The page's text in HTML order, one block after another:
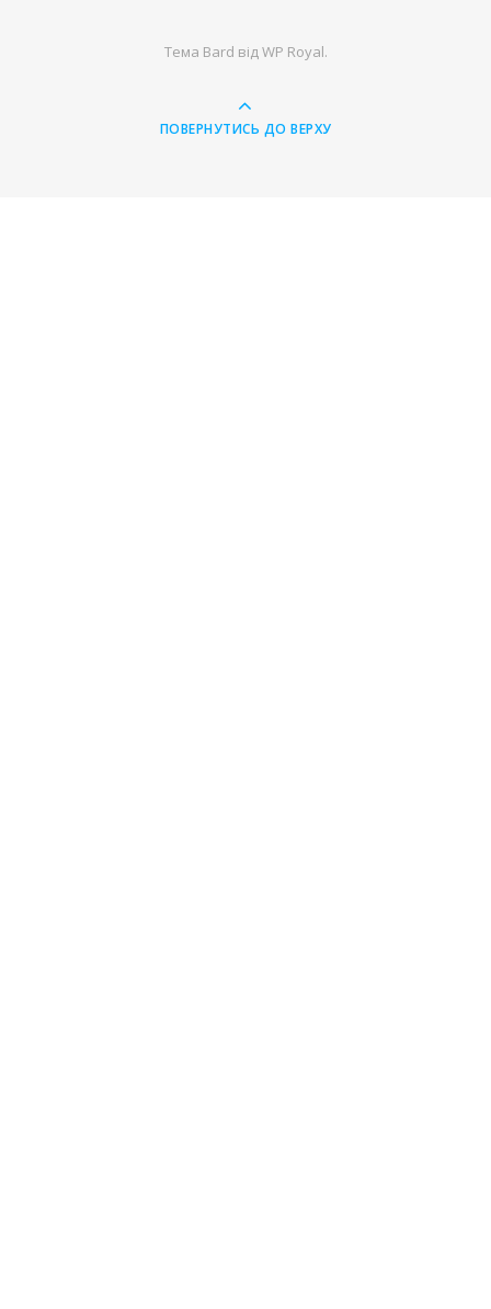
Тема Bard відWP Royal.
ПОВЕРНУТИСЬ ДО ВЕРХУ